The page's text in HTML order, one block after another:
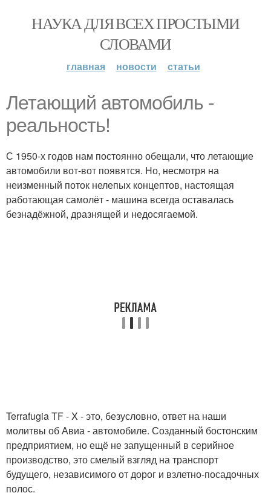
НАУКА ДЛЯ ВСЕХ ПРОСТЫМИ
СЛОВАМИ
главная новости статьи
Летающий автомобиль -
реальность!
С 1950-х годов нам постоянно обещали, что летающие
автомобили вот-вот появятся. Но, несмотря на
неизменный поток нелепых концептов, настоящая
работающая самолёт - машина всегда оставалась
безнадёжной, дразнящей и недосягаемой.
Terrafugia TF - X - это, безусловно, ответ на наши
молитвы об Авиа - автомобиле. Созданный бостонским
предприятием, но ещё не запущенный в серийное
производство, это смелый взгляд на транспорт
будущего, независимого от дорог и взлетно-посадочных
полос.